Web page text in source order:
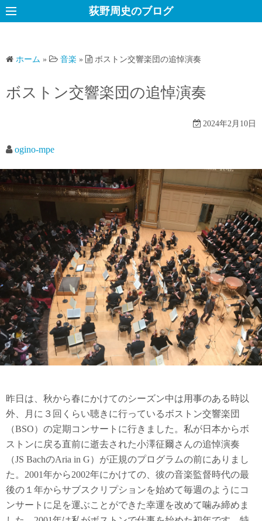
コ
ン
ス
プ
荻野周史のブログ
ホーム » 音楽 » ボストン交響楽団の追悼演奏
ボストン交響楽団の追悼演奏
2024年2月10日
ogino-mpe
昨日は、秋から春にかけてのシーズン中は用事のある時以
外、月に３回くらい聴きに行っているボストン交響楽団
（BSO）の定期コンサートに行きました。私が日本からボ
ストンに戻る直前に逝去された小澤征爾さんの追悼演奏
（JS BachのAria in G）が正規のプログラムの前にありまし
た。2001年から2002年にかけての、彼の音楽監督時代の最
後の１年からサブスクリプションを始めて毎週のようにコ
ンサートに足を運ぶことができた幸運を改めて噛み締めま